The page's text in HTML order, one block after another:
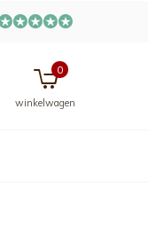
winkelwagen
0